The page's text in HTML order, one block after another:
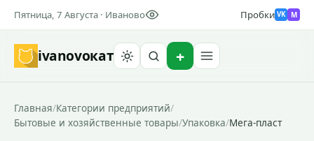
Пятница, 7 Августа · Иваново Пробки VK M
ivanovoкат
Главная/Категории предприятий/
Бытовые и хозяйственные товары/Упаковка/Мега-пласт